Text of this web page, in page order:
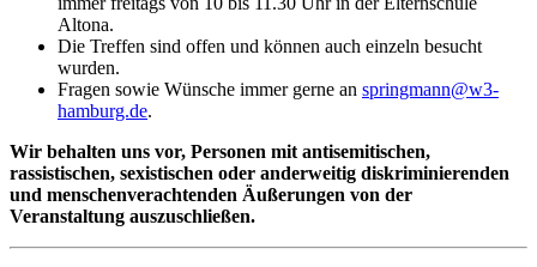
Altona.
Die Treffen sind offen und können auch einzeln besucht
wurden.
Fragen sowie Wünsche immer gerne an springmann@w3-
hamburg.de.
Wir behalten uns vor, Personen mit antisemitischen,
rassistischen, sexistischen oder anderweitig diskriminierenden
und menschenverachtenden Äußerungen von der
Veranstaltung auszuschließen.